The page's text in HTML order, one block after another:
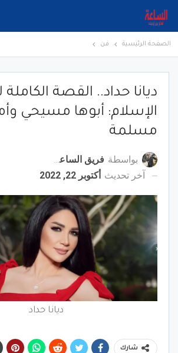
الصفحة الرئيسية فن
ديانا حداد.. القصة الكاملة
الإسلام: أبوها مسيحي
مسلمة
بواسطة فريق الساعة برس
آخر تحديث أكتوبر 22, 2022
ديانا حداد
شارك